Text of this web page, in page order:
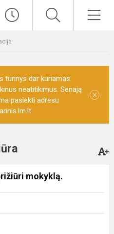
turinys dar kuriamas.
neatitikimus. Senają
pasiekti adresu
×
mokyklą.